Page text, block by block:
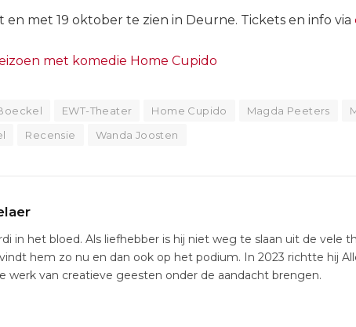
en met 19 oktober te zien in Deurne. Tickets en info via
met komedie Home Cupido
EWT-Theater Home Cupido Magda Peeters
Recensie Wanda Joosten
in het bloed. Als liefhebber is hij niet weg te slaan uit de vele
hem zo nu en dan ook op het podium. In 2023 richtte hij
werk van creatieve geesten onder de aandacht brengen.